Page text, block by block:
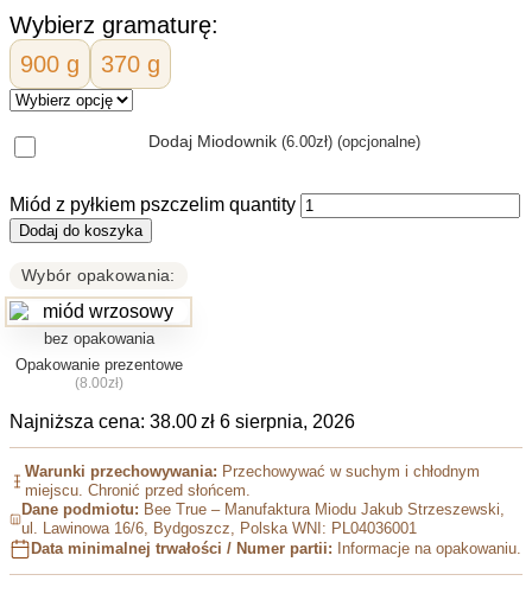
Wybierz gramaturę:
900 g
370 g
Dodaj Miodownik (6.00zł) (opcjonalne)
Miód z pyłkiem pszczelim quantity
Dodaj do koszyka
Wybór opakowania:
bez opakowania
Opakowanie prezentowe
(8.00zł)
Najniższa cena: 38.00zł 6 sierpnia, 2026
Warunki przechowywania: Przechowywać w suchym i chłodnym
miejscu. Chronić przed słońcem.
Dane podmiotu: Bee True – Manufaktura Miodu Jakub Strzeszewski,
ul. Lawinowa 16/6, Bydgoszcz, Polska WNI: PL04036001
Data minimalnej trwałości / Numer partii: Informacje na opakowaniu.